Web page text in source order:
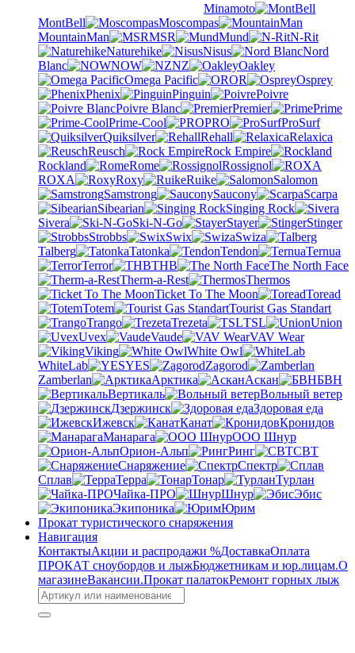
Minamoto
MontBell
Moscompas
MountainMan
MSR Mund
N-Rit
Naturehike
Nisus
Nord
Blanc
NOW NZ
Oakley
Omega Pacific
OR
Osprey
Phenix
Pinguin
Poivre
Poivre Blanc
Premier
Prime
Prime-Cool
PRO
ProSurf
Quiksilver
Rehall
Relaxica
Reusch
Rock Empire
Rockland
Rome
Rossignol
ROXA
Roxy Ruike
Salomon
Samstrong
Saucony
Scarpa
Sibearian
Singing Rock
Sivera
Ski-N-Go Stayer
Stinger
Strobbs
Swix
Swiza
Talberg
Tatonka Tendon
Ternua
Terror
THB
The North Face
Therm-a-Rest
Thermos
Ticket To The Moon
Toread
Totem
Tourist Gas Standart
Trango
Trezeta TSL
Union
Uvex
Vaude
VAV Wear
Viking
White Owl
WhiteLab
YES
Zagorod
Zamberlan
Арктика Аскан
БВН
Вертикаль
Вольный ветер
Дзержинск
Здоровая еда
Ижевск
Канат
Кронидов
Манарага
ООО Шнур
Орион-Альп
Ринг
СВТ
Снаряжение
Спектр
Сплав
Терра Тонар
Турлан
Чайка-ПРО
Шнур
Эбис
Экипоника
Юрим
Прокат туристического снаряжения
Навигация
КонтактыАкции и распродажи %ДоставкаОплата
ПРОКАТ сноубордов и лыжБюджетникам и юр.лицам.О
магазинеВакансии.Прокат палатокРемонт горных лыж